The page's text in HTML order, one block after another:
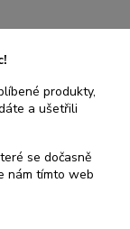
produkty,
a ušetřili
se dočasně
nám tímto web